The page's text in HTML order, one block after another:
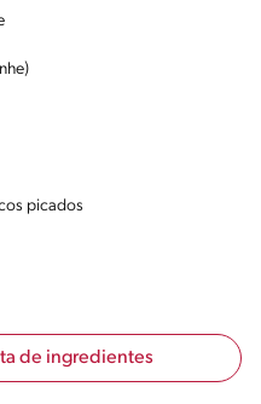
picados
de ingredientes